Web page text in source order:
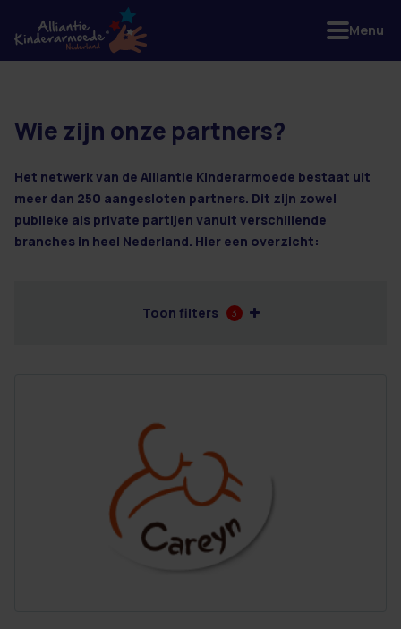
8 resultaten
Wie zijn onze partners?
Het netwerk van de Alliantie Kinderarmoede bestaat uit
meer dan 250 aangesloten partners. Dit zijn zowel
publieke als private partijen vanuit verschillende
branches in heel Nederland. Hier een overzicht:
Toon filters 3
Menu